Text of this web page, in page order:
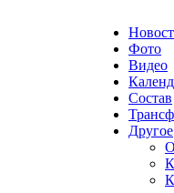
Фото
Видео
Состав
Другое